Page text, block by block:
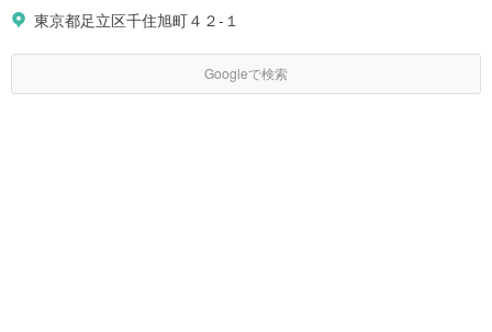
東京都足立区千住旭町４２-１
Googleで検索